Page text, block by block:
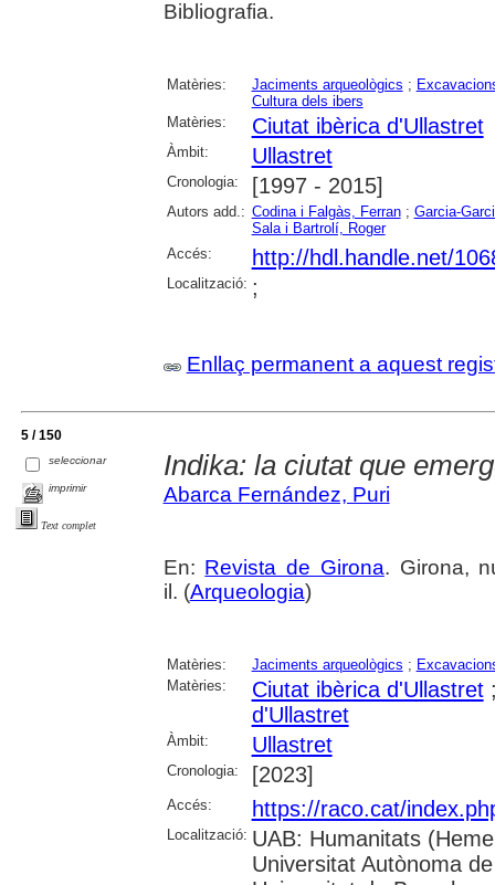
Bibliografia.
Matèries: Jaciments arqueològics ;
Cultura dels ibers
Matèries:
Ciutat ibèrica d'Ullastret
Àmbit: Ullastret
Cronologia: [1997 - 2015]
Autors add.: Codina i Falgàs, Ferran; Garcia-
Sala i Bartrolí, Roger
Accés:
http://hdl.handle.net/
Localització: ;
Enllaç permanent a aquest
5 / 150
seleccionar
imprimir
Text complet
Indika: la ciutat que
Abarca Fernández, Puri
En: Revista de Girona. Girona,
il. (Arqueologia)
Matèries: Jaciments arqueològics ;
Matèries:
Ciutat ibèrica d'Ullastret
d'Ullastret
Àmbit: Ullastret
Cronologia: [2023]
Accés: https://raco.cat/
Localització: UAB: Humanitats
Universitat Autònoma